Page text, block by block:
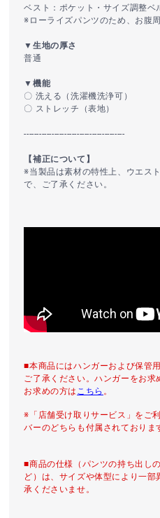
ベスト：ポケット・サイズ調整ベ
※ローライズパンツのため、お腹
▼生地の厚さ
普通
▼機能
〇 洗える（洗濯機洗浄可）
〇 ストレッチ（表地）
----------------------------------------
【補正について】
※当製品は素材の特性上、ウエス
で、ご了承ください。
■本商品にはハンガーおよび保管
ご了承ください。ハンガーをお求
お求めの方は こちら 。
※「店舗受け取りサービス」をご
バーのどちらも付属されておりま
■商品の仕様（パンツの持ち出し
ど）は、サイズや体型により一
承くださいませ。